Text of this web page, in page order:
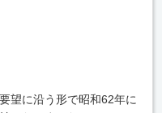
望に沿う形で昭和62年に